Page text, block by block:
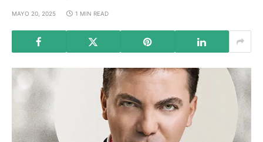
MAYO 20, 2025 1 MIN READ